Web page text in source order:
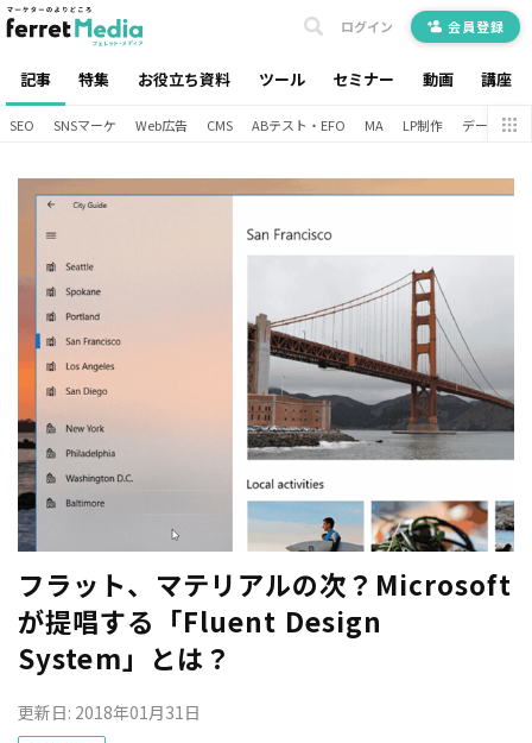
記事 特集 お役立ち資料 ツール セミナー 動画 講座
ログイン 会員登録
SEO SNSマーケ Web広告 CMS ABテスト・EFO MA LP制作 データ分析
フラット、マテリアルの次？Microsoft
が提唱する「Fluent Design
System」とは？
更新日: 2018年01月31日